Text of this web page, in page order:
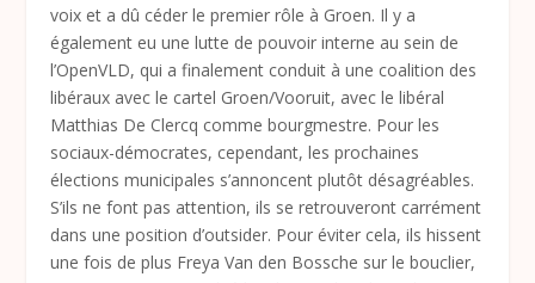
voix et a dû céder le premier rôle à Groen. Il y a
également eu une lutte de pouvoir interne au sein de
l’OpenVLD, qui a finalement conduit à une coalition des
libéraux avec le cartel Groen/Vooruit, avec le libéral
Matthias De Clercq comme bourgmestre. Pour les
sociaux-démocrates, cependant, les prochaines
élections municipales s’annoncent plutôt désagréables.
S’ils ne font pas attention, ils se retrouveront carrément
dans une position d’outsider. Pour éviter cela, ils hissent
une fois de plus Freya Van den Bossche sur le bouclier,